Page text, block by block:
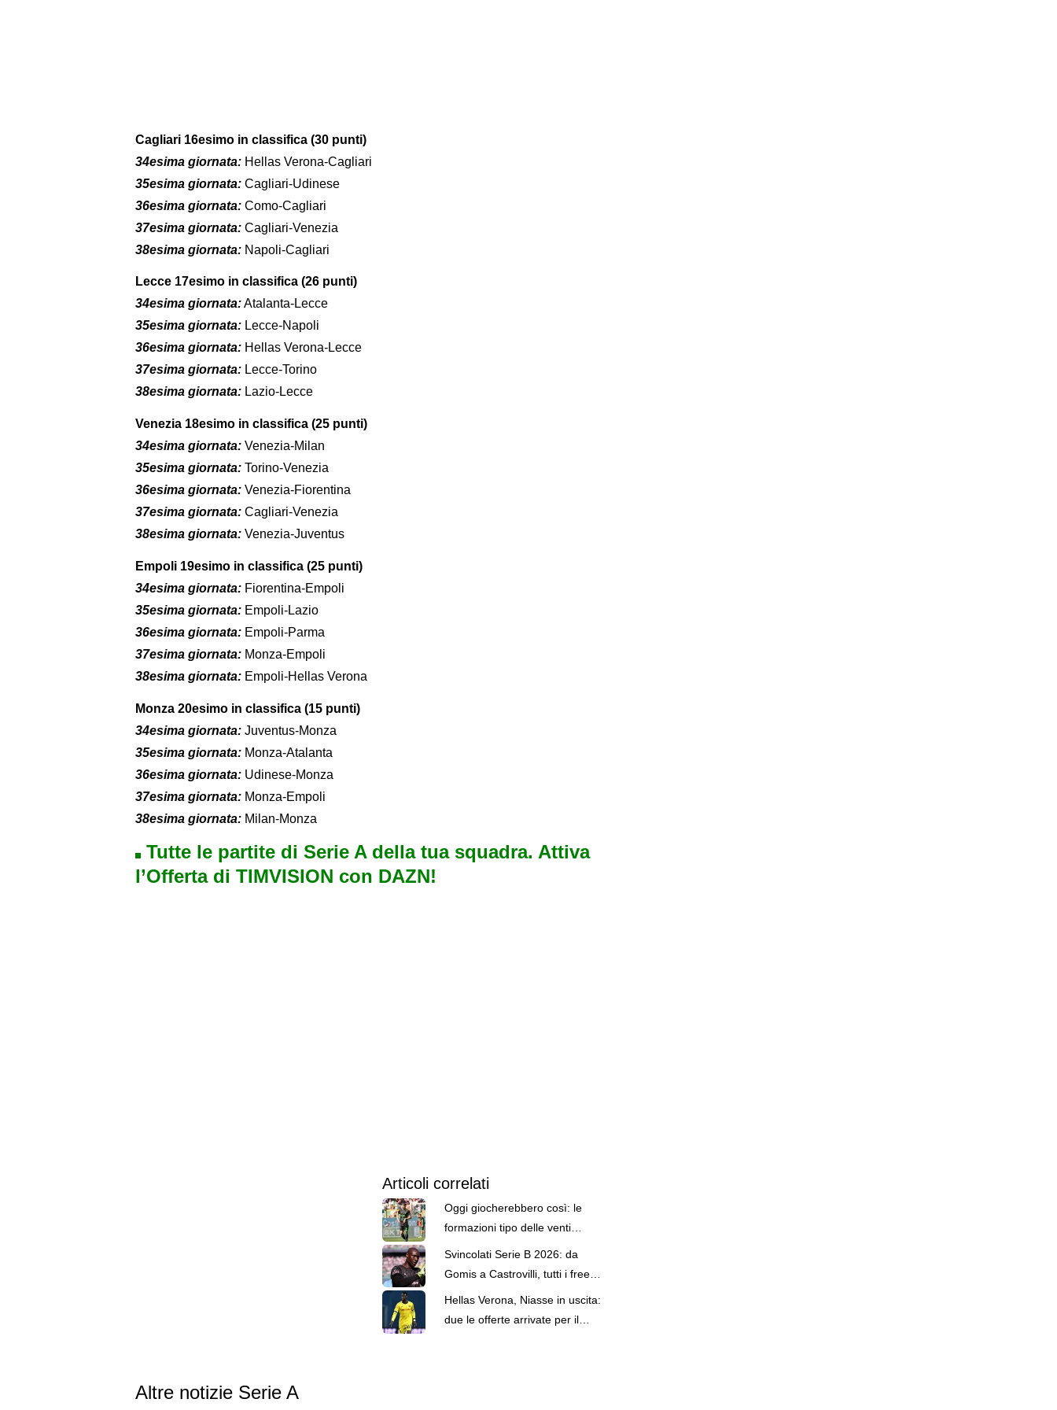
Cagliari 16esimo in classifica (30 punti)
34esima giornata: Hellas Verona-Cagliari
35esima giornata: Cagliari-Udinese
36esima giornata: Como-Cagliari
37esima giornata: Cagliari-Venezia
38esima giornata: Napoli-Cagliari
Lecce 17esimo in classifica (26 punti)
34esima giornata:Atalanta-Lecce
35esima giornata: Lecce-Napoli
36esima giornata: Hellas Verona-Lecce
37esima giornata: Lecce-Torino
38esima giornata: Lazio-Lecce
Venezia 18esimo in classifica (25 punti)
34esima giornata: Venezia-Milan
35esima giornata: Torino-Venezia
36esima giornata: Venezia-Fiorentina
37esima giornata: Cagliari-Venezia
38esima giornata: Venezia-Juventus
Empoli 19esimo in classifica (25 punti)
34esima giornata: Fiorentina-Empoli
35esima giornata: Empoli-Lazio
36esima giornata: Empoli-Parma
37esima giornata: Monza-Empoli
38esima giornata: Empoli-Hellas Verona
Monza 20esimo in classifica (15 punti)
34esima giornata: Juventus-Monza
35esima giornata: Monza-Atalanta
36esima giornata: Udinese-Monza
37esima giornata: Monza-Empoli
38esima giornata: Milan-Monza
Tutte le partite di Serie A della tua squadra. Attiva
l’Offerta di TIMVISION con DAZN!
Articoli correlati
Oggi giocherebbero così: le
formazioni tipo delle venti
Svincolati Serie B 2026: da
Gomis a Castrovilli, tutti i free
agent
Hellas Verona, Niasse in uscita:
due le offerte arrivate per il
Altre notizie Serie A